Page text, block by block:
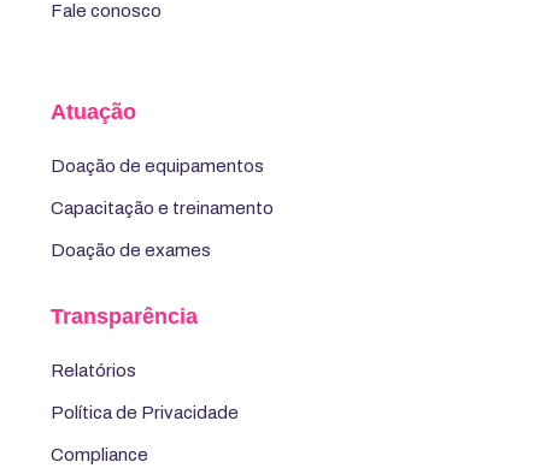
Fale conosco
Atuação
Doação de equipamentos
Capacitação e treinamento
Doação de exames
Transparência
Relatórios
Política de Privacidade
Compliance